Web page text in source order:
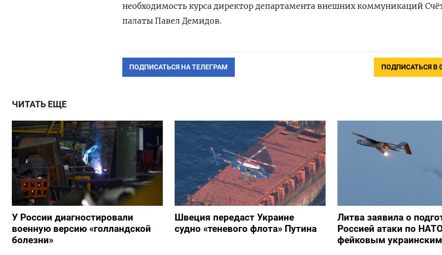
необходимость курса директор департамента внешних коммуникаций
палаты Павел Демидов.
ПОДПИСАТЬСЯ НА ТЕЛЕГРАМ ПОДПИСАТЬСЯ В
ЧИТАТЬ ЕЩЕ
У России диагностировали
военную версию «голландской
болезни»
Швеция передаст Украине
судно «теневого флота» Путина
Литва заявила о
Россией атаки по
фейковым